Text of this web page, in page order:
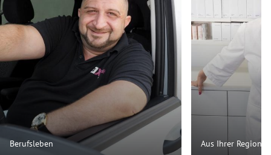
Berufsleben Aus Ihrer Region